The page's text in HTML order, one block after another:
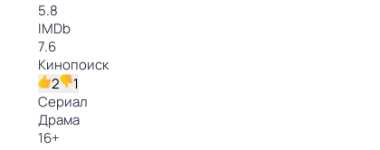
5.8
IMDb
7.6
Кинопоиск
2
1
Сериал
Драма
16+